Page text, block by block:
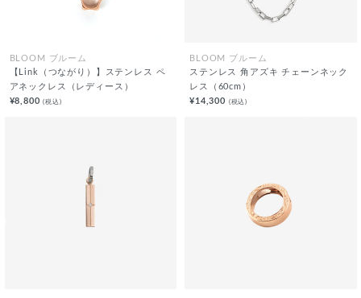
BLOOM ブルーム
【Link（つながり）】ステンレス ペ
アネックレス（レディース）
¥8,800(税込)
BLOOM ブルーム
ステンレス 角アズキ チェーンネック
レス（60cm）
¥14,300 (税込)